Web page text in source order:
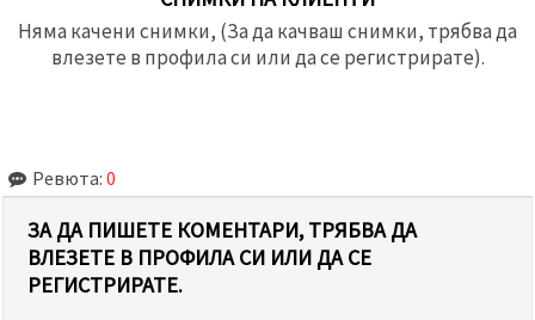
Няма качени снимки, (За да качваш снимки, трябва да
влезете в профила си или да се регистрирате).
Ревюта: 0
ЗА ДА ПИШЕТЕ КОМЕНТАРИ, ТРЯБВА ДА
ВЛЕЗЕТЕ В ПРОФИЛА СИ ИЛИ ДА СЕ
РЕГИСТРИРАТЕ.